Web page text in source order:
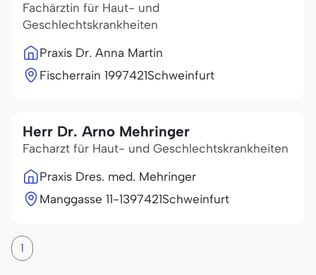
Fachärztin für Haut- und
Geschlechtskrankheiten
Praxis Dr. Anna Martin
Fischerrain 1997421Schweinfurt
Herr Dr. Arno Mehringer
Facharzt für Haut- und Geschlechtskrankheiten
Praxis Dres. med. Mehringer
Manggasse 11-1397421Schweinfurt
1